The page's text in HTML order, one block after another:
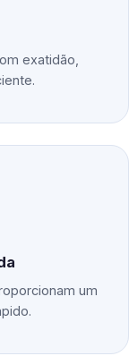
exatidão,
um